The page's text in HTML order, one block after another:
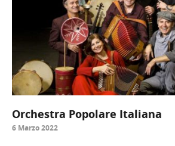
Orchestra Popolare Italiana
6 Marzo 2022